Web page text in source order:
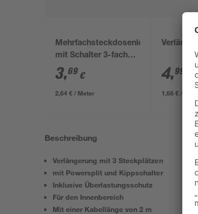
Mehrfachsteckdosenleiste
mit Schalter 3-fach
weiß
3,69 €
2,64 € / Meter
4,99
1,66 € / Meter
Beschreibung
Verlängerung mit 3 Steckplätzen
mit Powersplit und Kippschalter
Inklusive Überlastungsschutz
Für den Innenbereich
Mit einer Kabellänge von 2 m